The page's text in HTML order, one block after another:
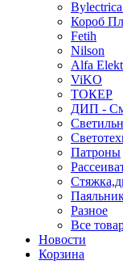
Короб
Fetih
Nilson
Alfa
ViKO
ТОКЕР
ДИП -
Патроны
Разное
Все
Новости
Корзина